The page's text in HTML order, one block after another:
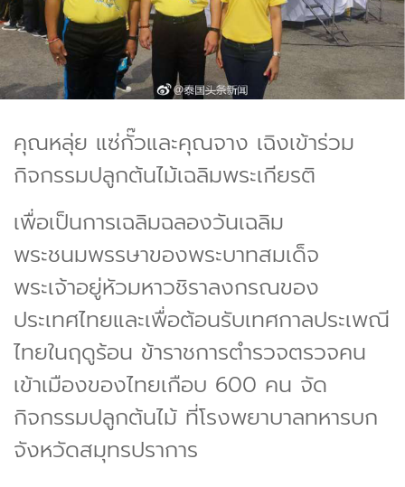
คุณหลุ่ย แซ่กั๊วและคุณจาง เฉิงเข้าร่วม
กิจกรรมปลูกต้นไม้เฉลิมพระเกียรติ
เพื่อเป็นการเฉลิมฉลองวันเฉลิม
พระชนมพรรษาของพระบาทสมเด็จ
พระเจ้าอยู่หัวมหาวชิราลงกรณของ
ประเทศไทยและเพื่อต้อนรับเทศกาลประเพณี
ไทยในฤดูร้อน ข้าราชการตำรวจตรวจคน
เข้าเมืองของไทยเกือบ 600 คน จัด
กิจกรรมปลูกต้นไม้ ที่โรงพยาบาลทหารบก
จังหวัดสมุทรปราการ